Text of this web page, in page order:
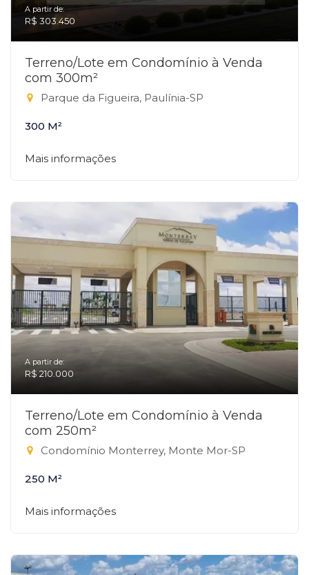
A partir de:
R$ 303.450
Terreno/Lote em Condomínio à Venda
com 300m²
Parque da Figueira, Paulínia-SP
300 M²
Mais informações
A partir de:
R$ 210.000
Terreno/Lote em Condomínio à Venda
com 250m²
Condomínio Monterrey, Monte Mor-SP
250 M²
Mais informações